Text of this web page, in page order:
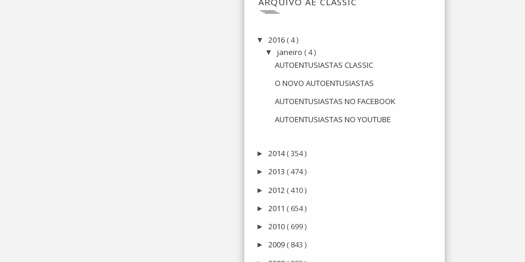
▼ 2016 ( 4 )
▼janeiro ( 4 )
AUTOENTUSIASTAS CLASSIC
O NOVO AUTOENTUSIASTAS
AUTOENTUSIASTAS NO FACEBOOK
AUTOENTUSIASTAS NO YOUTUBE
► 2014( 354 )
► 2013 ( 474 )
► 2012 ( 410 )
► 2011 ( 654 )
► 2010 ( 699 )
► 2009 ( 843 )